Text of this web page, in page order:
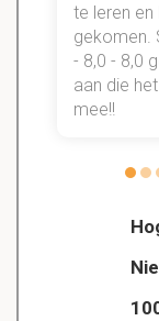
te leren en
gekomen.
- 8,0 - 8,0
aan die
mee!!